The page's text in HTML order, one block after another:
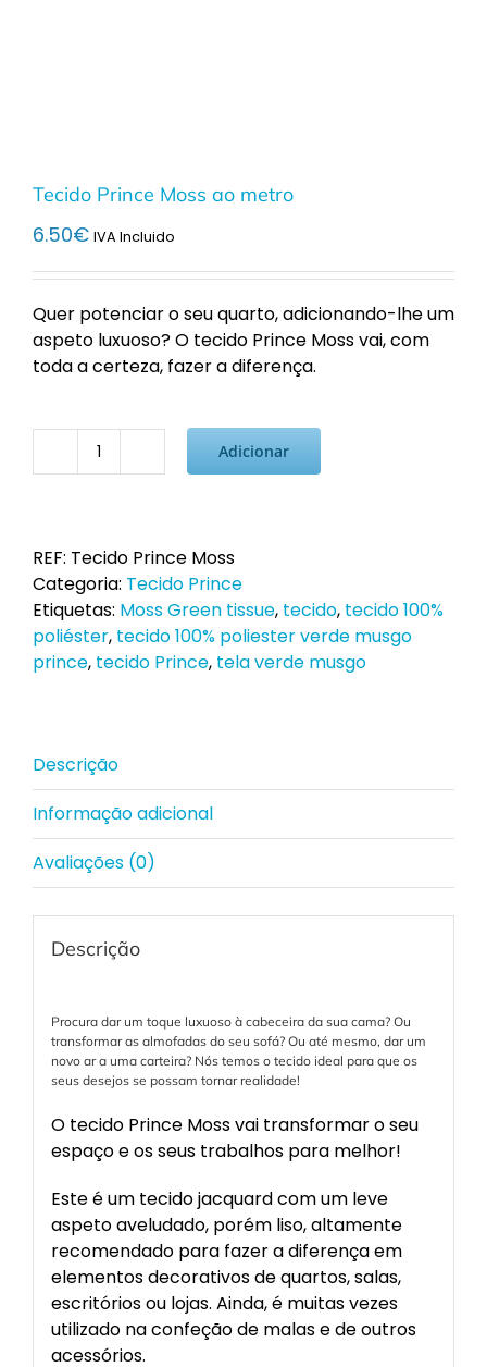
Tecido Prince Moss ao metro
6.50€ IVA Incluido
Quer potenciar o seu quarto, adicionando-lhe um
aspeto luxuoso? O tecido Prince Moss vai, com
toda a certeza, fazer a diferença.
Quantidade
Moss
ao
metro
Adicionar
REF: Tecido Prince Moss
Categoria: Tecido Prince
Etiquetas: Moss Green tissue, tecido, tecido 100%
poliéster, tecido 100% poliester verde musgo
prince, tecido Prince, tela verde musgo
Descrição
Informação adicional
Avaliações (0)
Descrição
Procura dar um toque luxuoso à cabeceira da sua cama? Ou
transformar as almofadas do seu sofá? Ou até mesmo, dar um
novo ar a uma carteira? Nós temos o tecido ideal para que os
seus desejos se possam tornar realidade!
O tecido Prince Moss vai transformar o seu
espaço e os seus trabalhos para melhor!
Este é um tecido jacquard com um leve
aspeto aveludado, porém liso, altamente
recomendado para fazer a diferença em
elementos decorativos de quartos, salas,
escritórios ou lojas. Ainda, é muitas vezes
utilizado na confeção de malas e de outros
acessórios.